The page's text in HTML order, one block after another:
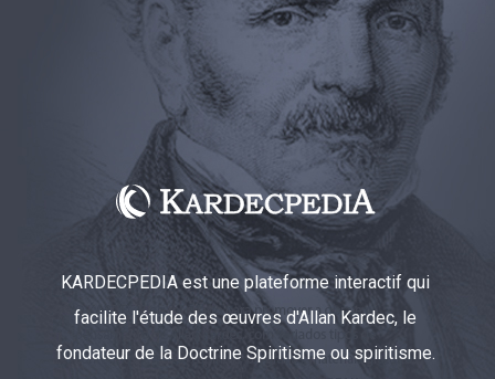
KARDECPEDIA est une plateforme interactif qui
facilite l'étude des œuvres d'Allan Kardec, le
fondateur de la Doctrine Spiritisme ou spiritisme.